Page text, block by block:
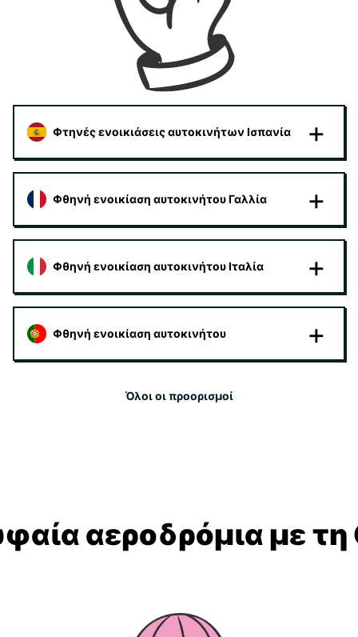
Φτηνές ενοικιάσεις αυτοκινήτων Ισπανία
Φθηνή ενοικίαση αυτοκινήτου Γαλλία
Φθηνή ενοικίαση αυτοκινήτου Ιταλία
Φθηνή ενοικίαση αυτοκινήτου
Όλοι οι προορισμοί
αεροδρόμια με τη